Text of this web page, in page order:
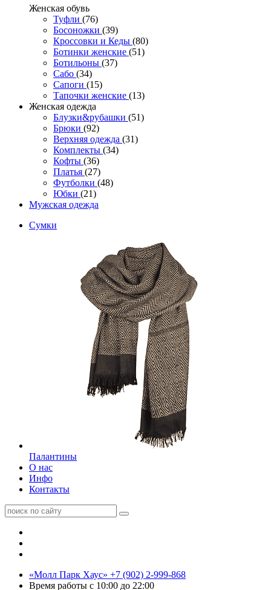
Женcкая обувь
Туфли (76)
Босоножки (39)
Кроссовки и Кеды (80)
Ботинки женские (51)
Ботильоны (37)
Сабо (34)
Сапоги (15)
Тапочки женские (13)
Женская одежда
Блузки&рубашки (51)
Брюки (92)
Верхняя одежда (31)
Комплекты (34)
Кофты (36)
Платья (27)
Футболки (48)
Юбки (21)
Мужская одежда
Сумки
Палантины
О нас
Инфо
Контакты
«Молл Парк Хаус» +7 (902) 2-999-868
Время работы с 10:00 до 22:00